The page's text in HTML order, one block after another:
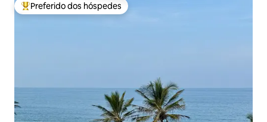
Entre os melhores preferidos dos hóspedes
Preferido dos hóspedes